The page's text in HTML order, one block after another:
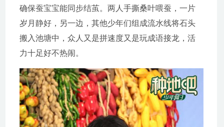
确保蚕宝宝能同步结茧。两人手撕桑叶喂蚕，一片
岁月静好，另一边，其他少年们组成流水线将石头
搬入池塘中，众人又是拼速度又是玩成语接龙，活
力十足好不热闹。